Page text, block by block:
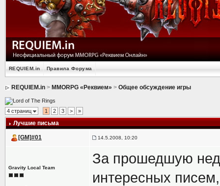
REQUIEM.in Правила Форума
REQUIEM.in> MMORPG «Реквием» > Общее обсуждение игры
4 страниц 1 2 3 > »
Лучшие письма
[GM]#01 14.5.2008, 10:20
Gravity Local Team
За прошедшую
интересных